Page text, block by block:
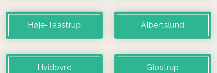
Høje-Taastrup Albertslund
Hvidovre Glostrup